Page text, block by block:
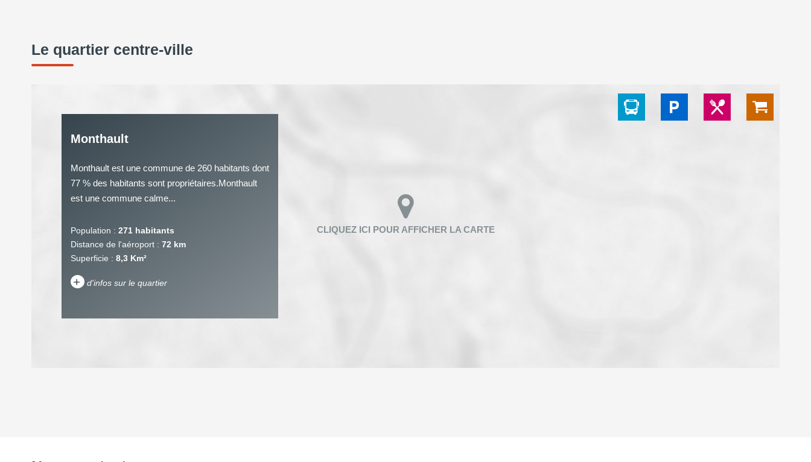
Le quartier centre-ville
Monthault
Monthault est une commune de 260 habitants dont
77 % des habitants sont propriétaires.Monthault
est une commune calme...
Population : 271 habitants
Distance de l'aéroport : 72 km
Superficie : 8,3 Km²
+ d'infos sur le quartier